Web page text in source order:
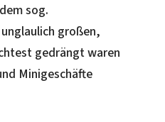
sog.
großen,
gedrängt waren
Minigeschäfte